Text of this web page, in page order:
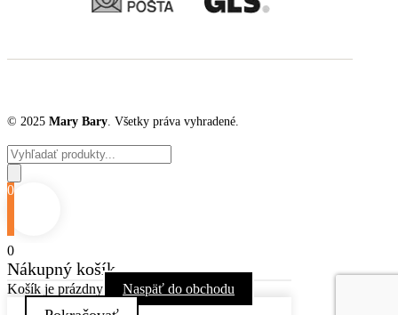
© 2025 Mary Bary . Všetky práva vyhradené.
Products
search
0
0
Nákupný košík
Košík je prázdny Naspäť do obchodu